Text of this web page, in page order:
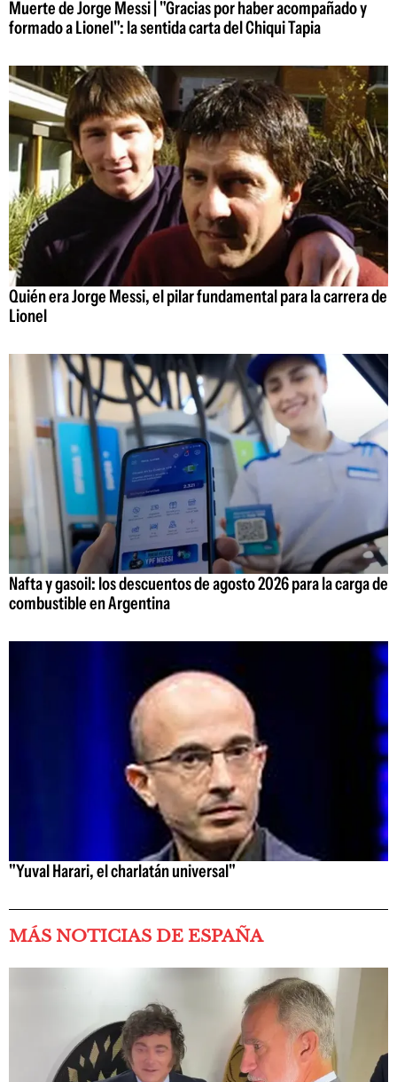
Muerte de Jorge Messi | "Gracias por haber acompañado y
formado a Lionel": la sentida carta del Chiqui Tapia
Quién era Jorge Messi, el pilar fundamental para la carrera de
Lionel
Nafta y gasoil: los descuentos de agosto 2026 para la carga de
combustible en Argentina
"Yuval Harari, el charlatán universal"
MÁS NOTICIAS DE ESPAÑA